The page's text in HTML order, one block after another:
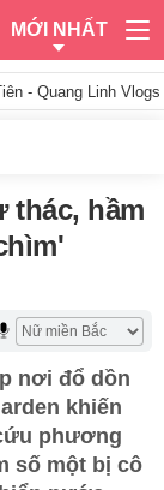
MỚI NHẤT
- Quang Linh
thác, hầm
nơi đổ dồn
khiến
phương
số một bị cô